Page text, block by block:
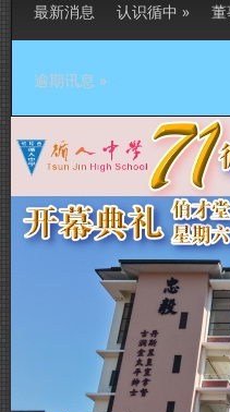
最新消息 认识循中 » 董
逾期讯息 »